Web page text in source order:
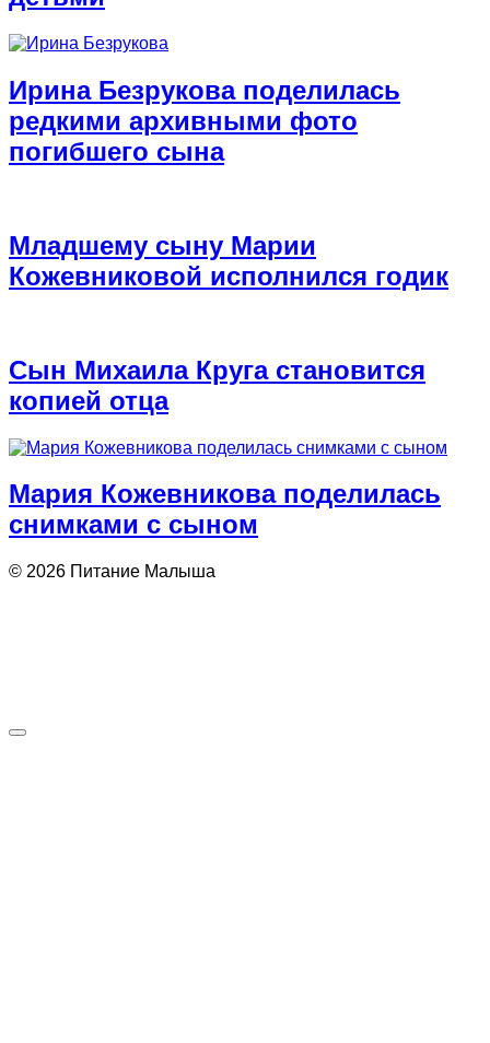
Ирина Безрукова поделилась
редкими архивными фото
погибшего сына
Младшему сыну Марии
Кожевниковой исполнился годик
Сын Михаила Круга становится
копией отца
Мария Кожевникова поделилась
снимками с сыном
© 2026 Питание Малыша